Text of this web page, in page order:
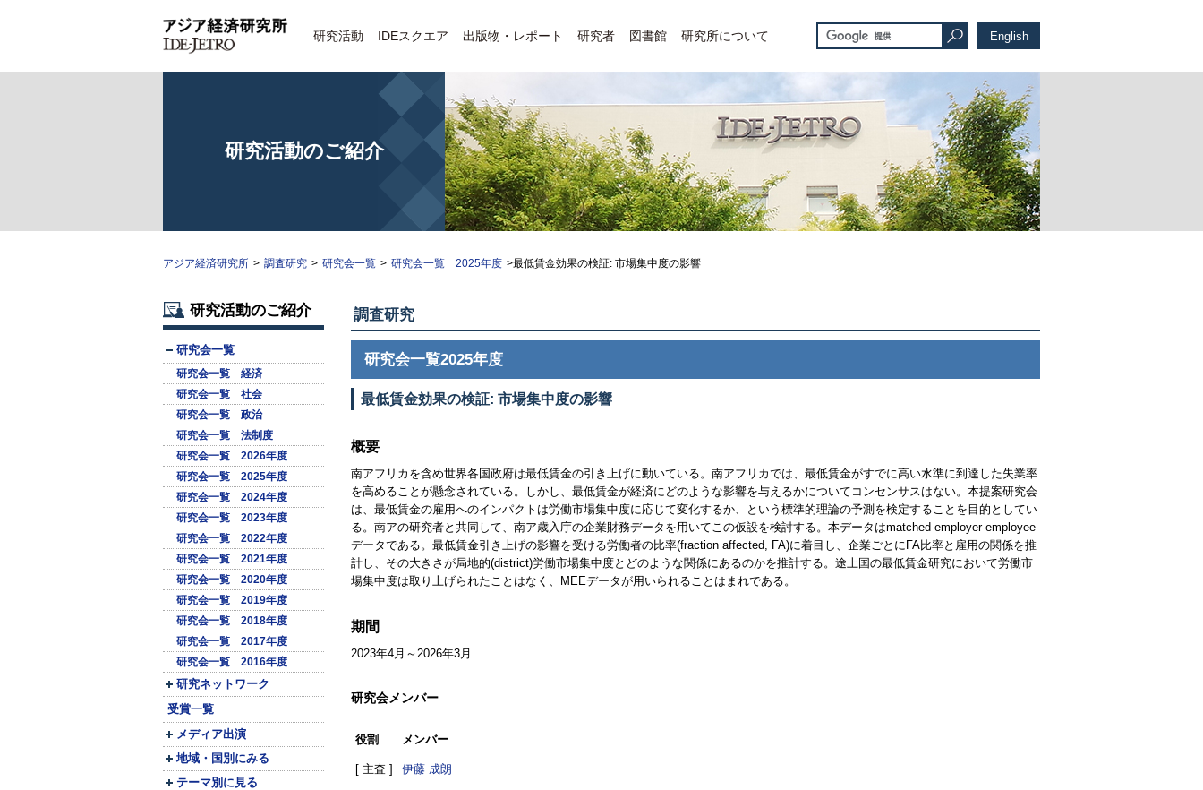
研究活動 IDEスクエア 出版物・レポート 研究者 図書館 研究所について English
研究活動のご紹介
アジア経済研究所 > 調査研究 > 研究会一覧 > 研究会一覧 2025年度 >最低賃金効果の検証: 市場集中度の影響
研究活動のご紹介
研究会一覧
研究会一覧 経済
研究会一覧 社会
研究会一覧 政治
研究会一覧 法制度
研究会一覧 2026年度
研究会一覧 2025年度
研究会一覧 2024年度
研究会一覧 2023年度
研究会一覧 2022年度
研究会一覧 2021年度
研究会一覧 2020年度
研究会一覧 2019年度
研究会一覧 2018年度
研究会一覧 2017年度
研究会一覧 2016年度
研究ネットワーク
受賞一覧
メディア出演
地域・国別にみる
テーマ別に見る
調査研究
研究会一覧2025年度
最低賃金効果の検証: 市場集中度の影響
概要
南アフリカを含め世界各国政府は最低賃金の引き上げに動いている。南アフリカでは、最低賃金がすでに高い水準に到達した失業率
を高めることが懸念されている。しかし、最低賃金が経済にどのような影響を与えるかについてコンセンサスはない。本提案研究会
は、最低賃金の雇用へのインパクトは労働市場集中度に応じて変化するか、という標準的理論の予測を検定することを目的としてい
る。南アの研究者と共同して、南ア歳入庁の企業財務データを用いてこの仮設を検討する。本データはmatched employer-employee
データである。最低賃金引き上げの影響を受ける労働者の比率(fraction affected, FA)に着目し、企業ごとに FA比率と雇用の関係を推
計し、その大きさが局地的(district)労働市場集中度とどのような関係にあるのかを推計する。途上国の最低賃金研究において労働市
場集中度は取り上げられたことはなく、
MEEデータが用いられることはまれである。
期間
2023年4月～2026年3月
研究会メンバー
役割 メンバー
[ 主査 ] 伊藤 成朗